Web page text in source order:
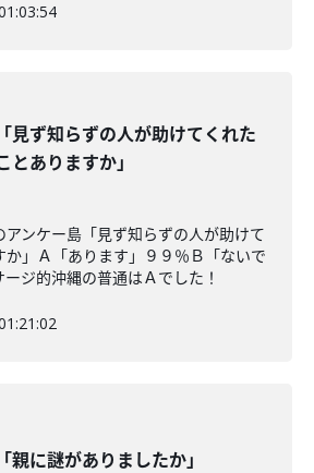
「見ず知らずの人が助けてくれた
とありますか」
アンケー島「見ず知らずの人が助けて
か」Ａ「あります」９９％Ｂ「ないで
ジ的沖縄の普通はＡでした！
「親に謎がありましたか」